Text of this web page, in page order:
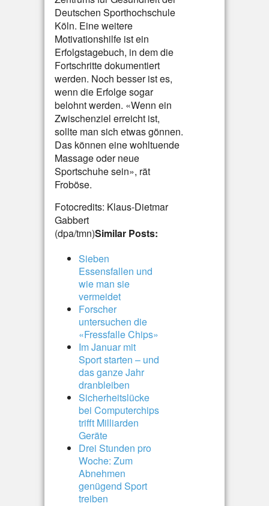
Deutschen Sporthochschule
Köln. Eine weitere
Motivationshilfe ist ein
Erfolgstagebuch, in dem die
Fortschritte dokumentiert
werden. Noch besser ist es,
wenn die Erfolge sogar
belohnt werden. «Wenn ein
Zwischenziel erreicht ist,
sollte man sich etwas gönnen.
Das können eine wohltuende
Massage oder neue
Sportschuhe sein», rät
Froböse.
Fotocredits: Klaus-Dietmar
Gabbert
(dpa/tmn)Similar Posts:
Sieben
Essensfallen und
wie man sie
vermeidet
Forscher
untersuchen die
«Fressfalle Chips»
Im Januar mit
Sport starten – und
das ganze Jahr
dranbleiben
Sicherheitslücke
bei Computerchips
trifft Milliarden
Geräte
Drei Stunden pro
Woche: Zum
Abnehmen
genügend Sport
treiben